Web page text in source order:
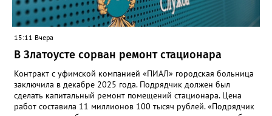
15:11 Вчера
В Златоусте сорван ремонт стационара
Контракт с уфимской компанией «ПИАЛ» городская больница
заключила в декабре 2025 года. Подрядчик должен был
сделать капитальный ремонт помещений стационара. Цена
работ составила 11 миллионов 100 тысяч рублей. «Подрядчик